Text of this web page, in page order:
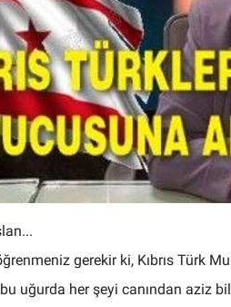
gerekir ki, Kıbrıs Türk
uğurda her şeyi canından aziz